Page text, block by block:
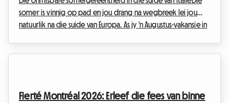
somer is vinnig op pad en jou drang na wegbreek lei jou
natuurlik na die suide van Europa. As jy 'n Augustus-vakansie in
gevier word.By Roomlala w...
Fierté Montréal 2026: Erleef die fees van binne